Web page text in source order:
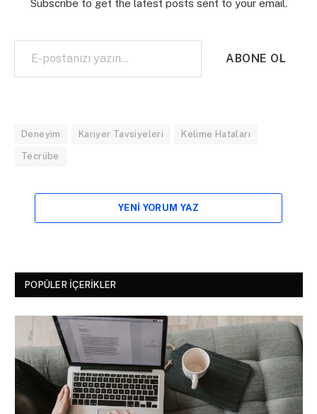
Subscribe to get the latest posts sent to your email.
E-postanızı yazın…
ABONE OL
Deneyim Kariyer Tavsiyeleri Kelime Hataları
Tecrübe
YENI YORUM YAZ
POPÜLER İÇERIKLER